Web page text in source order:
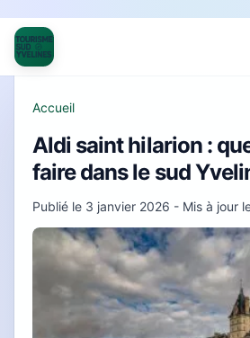
Accueil
Aldi saint hilarion :
faire dans le sud
Publié le 3 janvier 2026 - Mis à jour